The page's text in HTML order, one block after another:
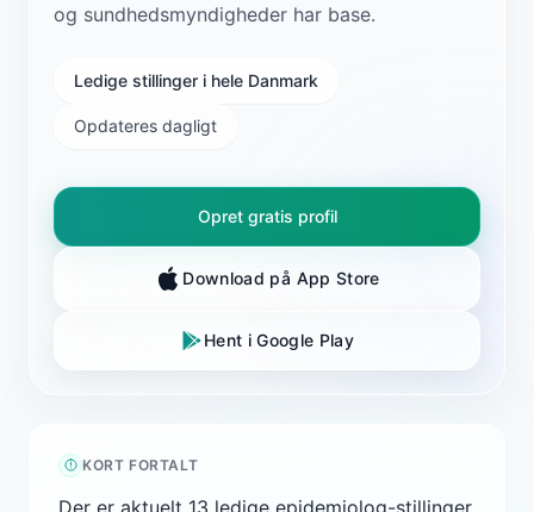
og sundhedsmyndigheder har base.
Ledige stillinger i hele Danmark
Opdateres dagligt
Opret gratis profil
Download på App Store
Hent i Google Play
KORT FORTALT
Der er aktuelt 13 ledige epidemiolog-stillinger